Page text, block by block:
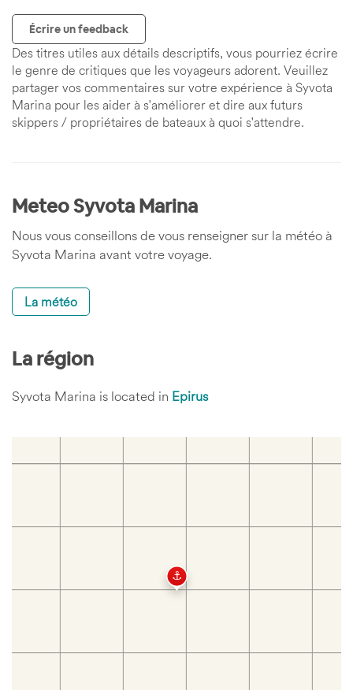
Écrire un feedback
Des titres utiles aux détails descriptifs, vous pourriez écrire
le genre de critiques que les voyageurs adorent. Veuillez
partager vos commentaires sur votre expérience à Syvota
Marina pour les aider à s'améliorer et dire aux futurs
skippers / propriétaires de bateaux à quoi s'attendre.
Meteo Syvota Marina
Nous vous conseillons de vous renseigner sur la météo à
Syvota Marina avant votre voyage.
La météo
La région
Syvota Marina is located in Epirus